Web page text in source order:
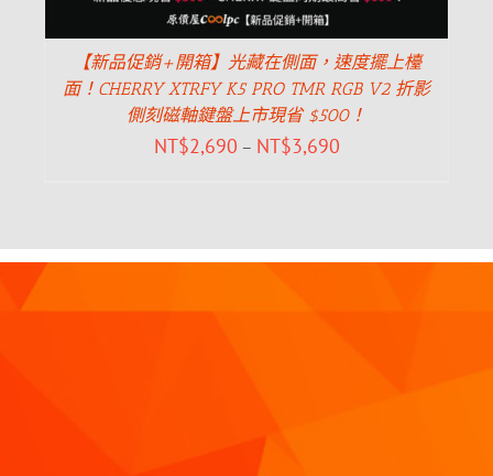
【新品促銷+開箱】光藏在側面，速度擺上檯
面！CHERRY XTRFY K5 PRO TMR RGB V2 折影
側刻磁軸鍵盤上市現省 $500！
NT$2,690 – NT$3,690